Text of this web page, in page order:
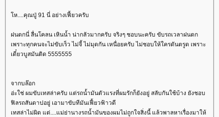
ห....คุณปู่ 91 นี่ อย่างเฟี้ยวครับ
ฝนตกนี่ ลื่นโคลน เหินน้ำ น่ากลัวมากครับ จริงๆ ชอบนะครับ ขับรถเวลาฝนตก
เพราะทุกคนจะไม่ขับเร็ว ไม่จี้ ไม่มุดกัน เหนื่อยครับ ไม่ชอบให้ใครดันตรูด เพราะ
เดี๋ยวบูสมันติด 5555555
จากบล๊อก
อ่ะใช่ ผมขับเทสล่าครับ แต่รถน้ำมันตัวแรงที่ผมรักก็ยังอยู่ สลับกันใช้บ้าง ยังชอบ
ฟิลรถสันดาปอยู่ เอามาขับทีมันเฟี้ยวฟ้าวดี
เทสล่าไม่ผิด แต่....แม่ย่านางรถน้ำมันของผมไม่ถูกใจสิ่งนี้ แล้วพาลหาเรื่องมาให้